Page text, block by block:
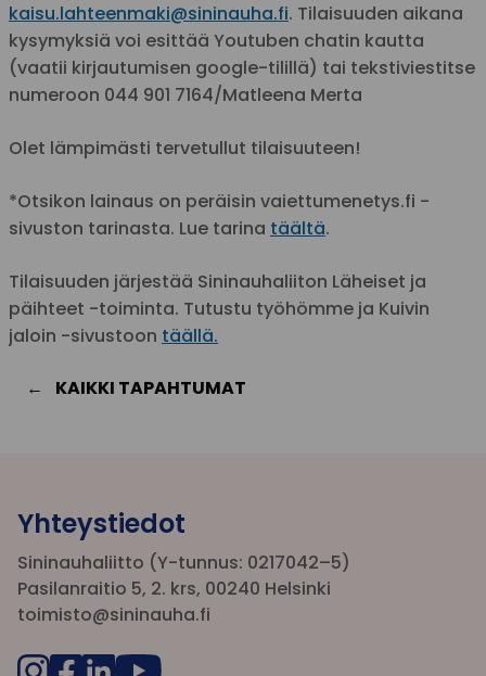
kaisu.lahteenmaki@sininauha.fi. Tilaisuuden aikana
kysymyksiä voi esittää Youtuben chatin kautta
(vaatii kirjautumisen google-tilillä) tai tekstiviestitse
numeroon 044 901 7164/Matleena Merta
Olet lämpimästi tervetullut tilaisuuteen!
*Otsikon lainaus on peräisin vaiettumenetys.fi -
sivuston tarinasta. Lue tarina täältä.
Tilaisuuden järjestää Sininauhaliiton Läheiset ja
päihteet -toiminta. Tutustu työhömme ja Kuivin
jaloin -sivustoon täällä.
KAIKKI TAPAHTUMAT
Yhteystiedot
Sininauhaliitto (Y-tunnus: 0217042–5)
Pasilanraitio 5, 2. krs, 00240 Helsinki
toimisto@sininauha.fi